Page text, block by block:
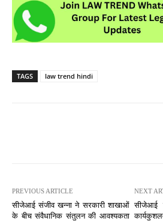
TAGS law trend hindi
PREVIOUS ARTICLE
सीजेआई संजीव खन्ना ने सरकारी शाखाओं
के बीच संवैधानिक संतुलन की आवश्यकता
NEXT
सीजेआई